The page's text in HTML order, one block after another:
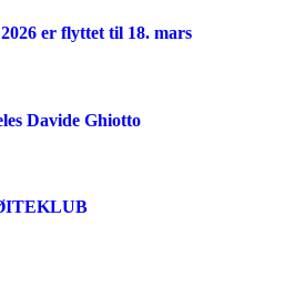
er flyttet til 18. mars
Davide Ghiotto